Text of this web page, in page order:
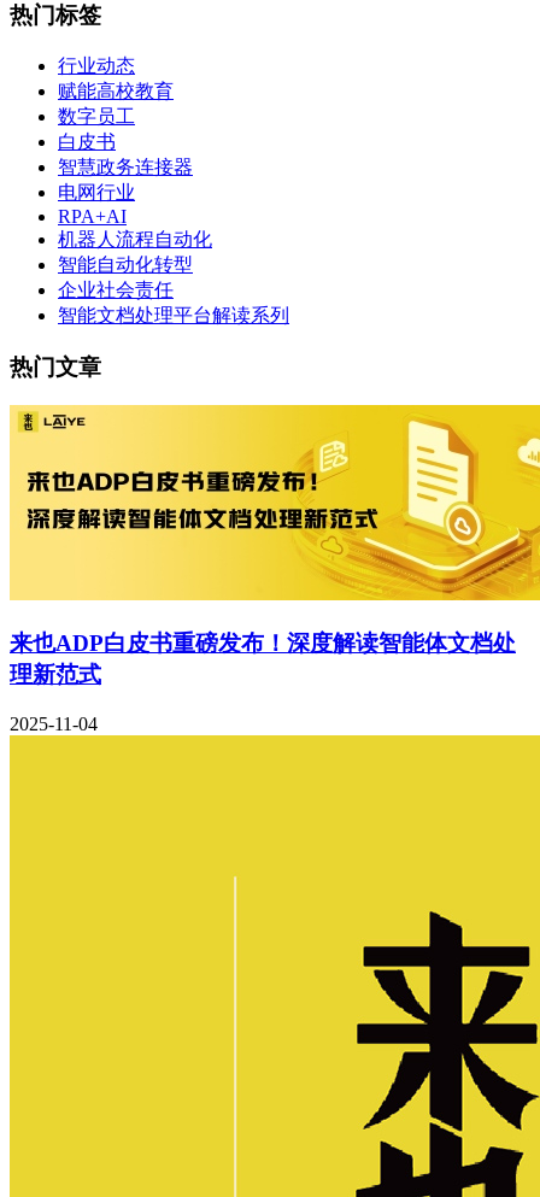
热门标签
行业动态
赋能高校教育
数字员工
白皮书
智慧政务连接器
电网行业
RPA+AI
机器人流程自动化
智能自动化转型
企业社会责任
智能文档处理平台解读系列
热门文章
来也ADP白皮书重磅发布！深度解读智能体文档处
理新范式
2025-11-04